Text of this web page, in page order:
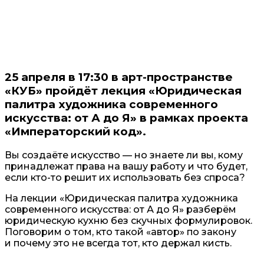
25 апреля в 17:30 в арт-пространстве
«КУБ» пройдёт лекция «Юридическая
палитра художника современного
искусства: от А до Я» в рамках проекта
«Императорский код».
Вы создаёте искусство — но знаете ли вы, кому
принадлежат права на вашу работу и что будет,
если кто-то решит их использовать без спроса?
На лекции «Юридическая палитра художника
современного искусства: от А до Я» разберём
юридическую кухню без скучных формулировок.
Поговорим о том, кто такой «автор» по закону
и почему это не всегда тот, кто держал кисть.